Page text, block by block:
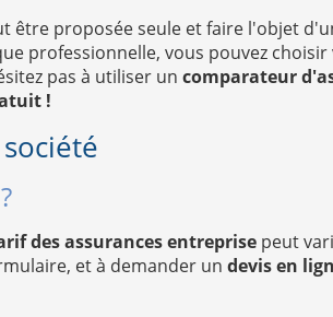
être proposée seule et faire l'objet
professionnelle, vous pouvez
pas à utiliser un comparateur
!
des assurances entreprise peut
et à demander un devis en